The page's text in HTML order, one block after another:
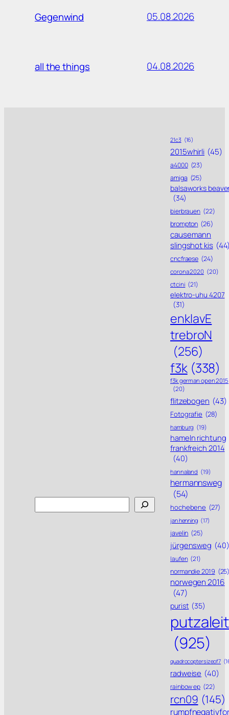
Gegenwind 05.08.2026
all the things 04.08.2026
21c3 (16)
2015whirli (45)
a4000 (23)
amiga (25)
balsaworks
(34)
bierbrauen (22)
brompton (26)
causemann
slingshot kis
cncfraese (24)
corona 2020 (20)
ctcini (21)
elektro-uhu 4207
(31)
enklavE
trebroN
(256)
f3k (338)
f3k german open 2015
(20)
flitzebogen (43)
Fotografie (28)
hamburg (19)
hameln richtung
frankfreich 2014
(40)
hannaland (19)
hermannsweg
(54)
hochebene (27)
jan henning (17)
javelin (25)
jürgensweg (40)
laufen (21)
normandie 2019
norwegen 2016
(47)
purist (35)
putzaleit
(925)
quadrocoptersizeof7
radweise (40)
rainbow ep (22)
rcn09 (145)